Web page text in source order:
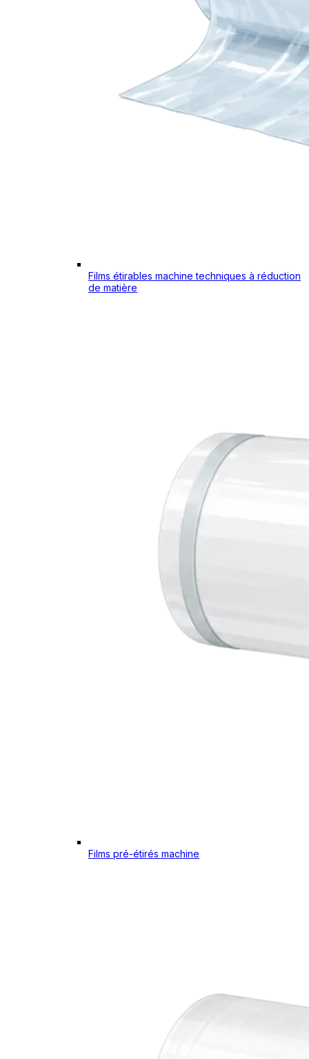
Films étirables machine techniques à réduction
de matière
Films pré-étirés machine